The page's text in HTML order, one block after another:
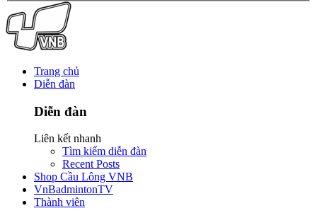
Trang chủ
Diễn đàn
Diễn đàn
Liên kết nhanh
Tìm kiếm diễn đàn
Recent Posts
Shop Cầu Lông VNB
VnBadmintonTV
Thành viên